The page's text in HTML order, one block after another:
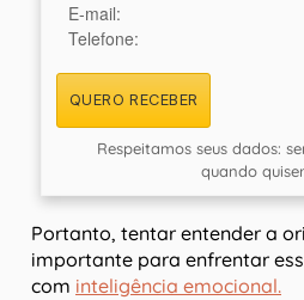
E-mail:
Telefone:
QUERO RECEBER
Respeitamos seus dados:
quando
Portanto, tentar entender a
importante para enfrentar
com inteligência emocional.